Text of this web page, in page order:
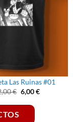
Las Ruinas #01
€ El
precio
original
6,00€El